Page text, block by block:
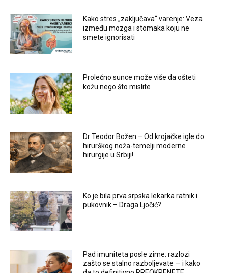
Kako stres „zaključava“ varenje: Veza
između mozga i stomaka koju ne
smete ignorisati
Prolećno sunce može više da ošteti
kožu nego što mislite
Dr Teodor Božen – Od krojačke igle do
hirurškog noža-temelji moderne
hirurgije u Srbiji!
Ko je bila prva srpska lekarka ratnik i
pukovnik – Draga Ljočić?
Pad imuniteta posle zime: razlozi
zašto se stalno razboljevate — i kako